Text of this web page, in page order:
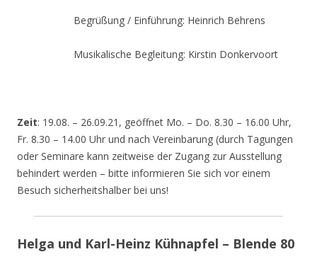
Begrüßung / Einführung: Heinrich Behrens
Musikalische Begleitung: Kirstin Donkervoort
Zeit: 19.08. – 26.09.21, geöffnet Mo. – Do. 8.30 – 16.00 Uhr,
Fr. 8.30 – 14.00 Uhr und nach Vereinbarung (durch Tagungen
oder Seminare kann zeitweise der Zugang zur Ausstellung
behindert werden – bitte informieren Sie sich vor einem
Besuch sicherheitshalber bei uns!
Helga und Karl-Heinz Kühnapfel – Blende 80